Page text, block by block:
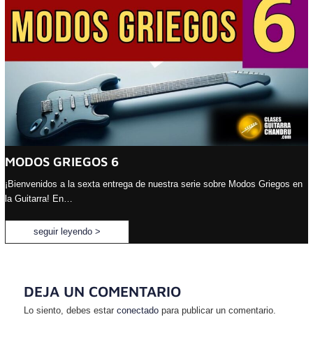
MODOS GRIEGOS 6
¡Bienvenidos a la sexta entrega de nuestra serie sobre Modos Griegos en
la Guitarra! En…
seguir leyendo >
DEJA UN COMENTARIO
Lo siento, debes estarconectado para publicar un comentario.